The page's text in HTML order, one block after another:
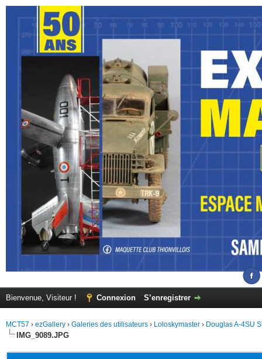
Bienvenue, Visiteur ! Connexion S’enregistrer
MCT57 › ezGallery › Galeries des utilisateurs › Loloskymaster › Douglas A-4SU
IMG_9089.JPG